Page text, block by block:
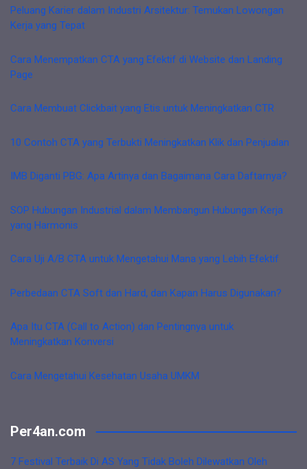
Peluang Karier dalam Industri Arsitektur: Temukan Lowongan
Kerja yang Tepat
Cara Menempatkan CTA yang Efektif di Website dan Landing
Page
Cara Membuat Clickbait yang Etis untuk Meningkatkan CTR
10 Contoh CTA yang Terbukti Meningkatkan Klik dan Penjualan
IMB Diganti PBG: Apa Artinya dan Bagaimana Cara Daftarnya?
SOP Hubungan Industrial dalam Membangun Hubungan Kerja
yang Harmonis
Cara Uji A/B CTA untuk Mengetahui Mana yang Lebih Efektif
Perbedaan CTA Soft dan Hard, dan Kapan Harus Digunakan?
Apa Itu CTA (Call to Action) dan Pentingnya untuk
Meningkatkan Konversi
Cara Mengetahui Kesehatan Usaha UMKM
Per4an.com
7 Festival Terbaik Di AS Yang Tidak Boleh Dilewatkan Oleh